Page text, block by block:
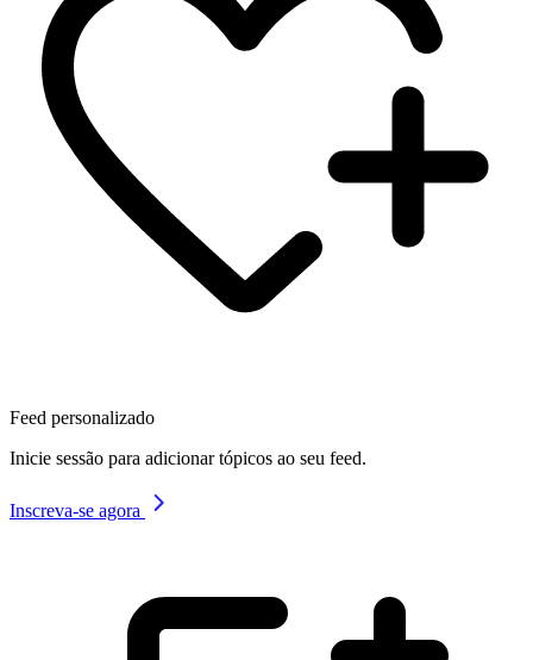
Feed personalizado
Inicie sessão para adicionar tópicos ao seu feed.
Inscreva-se agora